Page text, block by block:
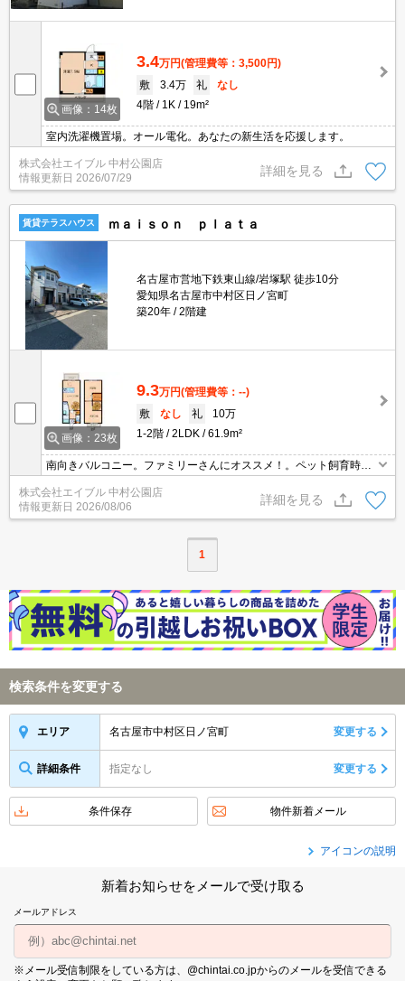
画像：14枚
3.4万円(管理費等：3,500円)
敷
3.4万 礼
なし
4階
1K 19m²
室内洗濯機置場。オール電化。あなたの新生活を応援します。
株式会社エイブル 中村公園店
情報更新日 2026/07/29
詳細を見る
賃貸テラスハウス ｍａｉｓｏｎ ｐｌａｔａ
名古屋市営地下鉄東山線/岩塚駅 徒歩10分
愛知県名古屋市中村区日ノ宮町
築20年
2階建
画像：23枚
9.3万円(管理費等：--)
敷
なし 礼
10万
1-2階
2LDK 61.9m²
南向きバルコニー。ファミリーさんにオススメ！。ペット飼育時敷
金2ヶ月(償却2ヶ月)。
株式会社エイブル 中村公園店
情報更新日 2026/08/06
詳細を見る
1
検索条件を変更する
エリア 名古屋市中村区日ノ宮町 変更する
詳細条件 指定なし 変更する
条件保存 物件新着メール
アイコンの説明
新着お知らせをメールで受け取る
メールアドレス
※メール受信制限をしている方は、@chintai.co.jpからのメールを受信できる